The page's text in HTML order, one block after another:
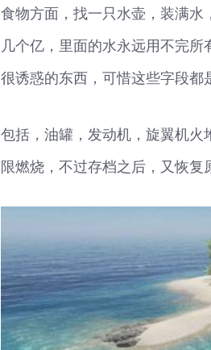
食物方面，找一只水壶，装满水
几个亿，里面的水永远用不完
很诱惑的东西，可惜这些字段都
包括，油罐，发动机，旋翼机
限燃烧，不过存档之后，又恢复